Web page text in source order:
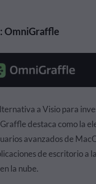
OmniGraffle
a Visio para
destaca como la
avanzados de
de escritorio a
la nube.